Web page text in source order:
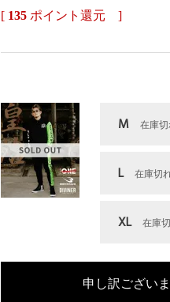
[ 135 ポイント還元 ]
M 在庫
L 在庫切
XL 在庫
申し訳ござい